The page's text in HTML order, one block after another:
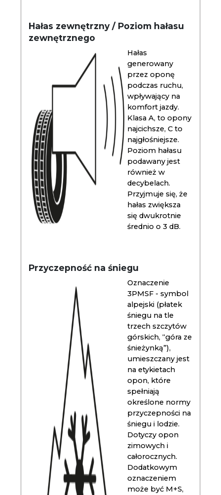
Hałas zewnętrzny / Poziom hałasu
zewnętrznego
Hałas
generowany
przez oponę
podczas ruchu,
wpływający na
komfort jazdy.
Klasa A, to opony
najcichsze, C to
najgłośniejsze.
Poziom hałasu
podawany jest
również w
decybelach.
Przyjmuje się, że
hałas zwiększa
się dwukrotnie
średnio o 3 dB.
Przyczepność na śniegu
Oznaczenie
3PMSF - symbol
alpejski (płatek
śniegu na tle
trzech szczytów
górskich, “góra ze
śnieżynką”),
umieszczany jest
na etykietach
opon, które
spełniają
określone normy
przyczepności na
śniegu i lodzie.
Dotyczy opon
zimowych i
całorocznych.
Dodatkowym
oznaczeniem
może być M+S,